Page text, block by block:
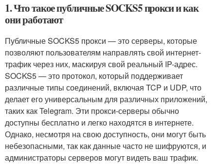
1. Что такое публичные SOCKS5 прокси и как
они работают
Публичные SOCKS5 прокси — это серверы, которые
позволяют пользователям направлять свой интернет-
трафик через них, маскируя свой реальный IP-адрес.
SOCKS5 — это протокол, который поддерживает
различные типы соединений, включая TCP и UDP, что
делает его универсальным для различных приложений,
таких как Telegram. Эти прокси-серверы обычно
доступны бесплатно и легко находятся в интернете.
Однако, несмотря на свою доступность, они могут быть
небезопасными, так как данные часто не шифруются, и
администраторы серверов могут видеть ваш трафик.